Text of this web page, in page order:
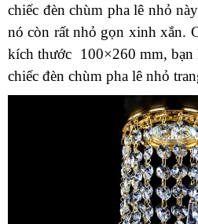
chiếc đèn chùm pha lê nhỏ
nó còn rất nhỏ gọn xinh xắn.
kích thước 100×260 mm, bạn
chiếc đèn chùm pha lê nhỏ